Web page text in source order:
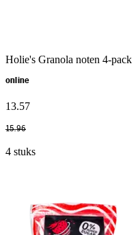
Holie's Granola noten 4-pack
online
13.57
15.96
4 stuks